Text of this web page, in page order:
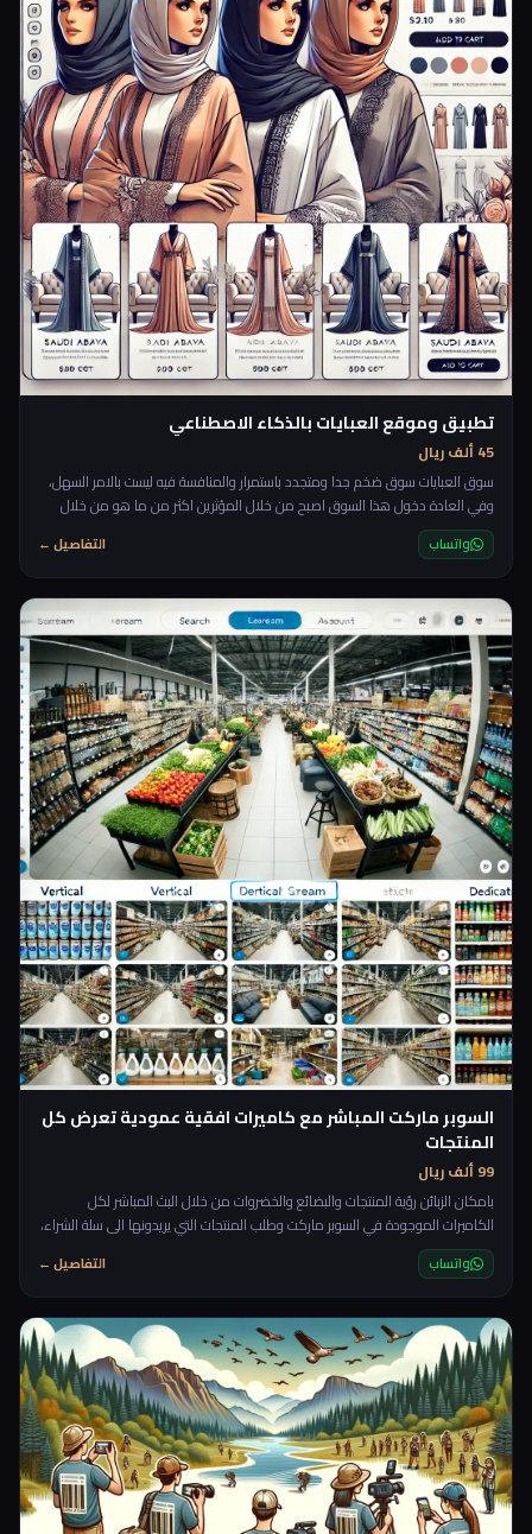
تطبيق وموقع العبايات بالذكاء الاصطناعي
45 ألف ريال
سوق العبايات سوق ضخم جدا ومتجدد باستمرار والمنافسة فيه ليست بالامر السهل،
وفي العادة دخول هذا السوق اصبح من خلال المؤثرين اكثر من ما هو من خلال
الاعلانات، ستحتاج الى تصاميم عصرية متجددة باستمرار، فاذا كنت شخص عادي بدون
خبرة مسبقة في العبايات فلن يكون السوق سهل عليك، توقع الاسوأ لانه فعليا هذا
ما يحدث فالكثير الكثير ممن يحاولون دخول هذا السوق يخرجون منه بخفي حنين.
rnrnلذا سنحتاج الى طريقة ذكية وباق
واتساب التفاصيل ←
السوبر ماركت المباشر مع كاميرات افقية عمودية تعرض كل
المنتجات
99 ألف ريال
بامكان الزبائن رؤية المنتجات والبضائع والخضروات من خلال البث المباشر لكل
الكاميرات الموجودة في السوبر ماركت وطلب المنتجات التي يريدونها الى سلة الشراء،
ولكن لماذا كاميرات مباشرة؟ لماذا لا نضع صورة المنتجات المتوفرة او اسمها فقط
كما يفعل الجميع! انا بقلك يا قلبي، السبب هو لاشباع رغبة الزبون في المعاينة
والشراء، فهي رغبة وموهبة عند النساء خاصة فهي تحب ان تتجول في الاروقة
وتشاهد وتشتري. والان بعد ان
واتساب التفاصيل ←